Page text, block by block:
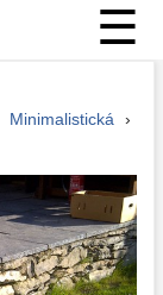
☰
Minimalistická
›